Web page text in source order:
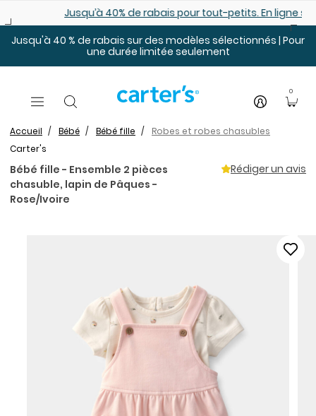
Jusqu’à 40% de rabais pour tout-petits. En ligne
Jusqu'à 40 % de rabais sur des modèles sélectionnés | Pour
une durée limitée seulement
0
Accueil Bébé Bébé fille
Robes et robes chasubles
Carter's
Bébé fille - Ensemble 2 pièces
chasuble, lapin de Pâques -
Rose/Ivoire
Rédiger un avis